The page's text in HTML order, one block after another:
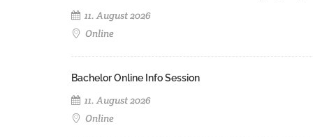
11. August 2026
Online
Bachelor Online Info Session
11. August 2026
Online